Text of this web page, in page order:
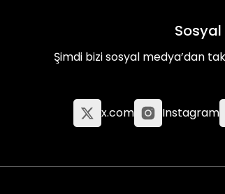
Şimdi bizi sosyal medya’dan
x.com Instagram